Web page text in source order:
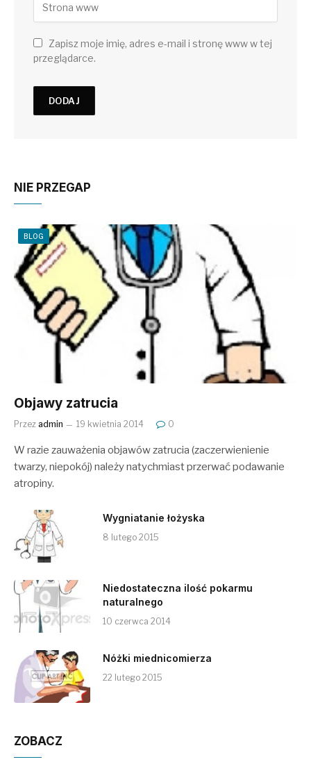
Zapisz moje imię, adres e-mail i stronę www w tej
przeglądarce.
NIE PRZEGAP
BLOG
Objawy zatrucia
Przez admin 19 kwietnia 2014 0
W razie zauważenia objawów zatrucia (zaczerwienienie
twarzy, niepokój) należy natychmiast przerwać podawanie
atropiny.
Wygniatanie łożyska
8 lutego 2015
Niedostateczna ilość pokarmu
naturalnego
10 czerwca 2014
Nóżki miednicomierza
22 lutego 2015
ZOBACZ